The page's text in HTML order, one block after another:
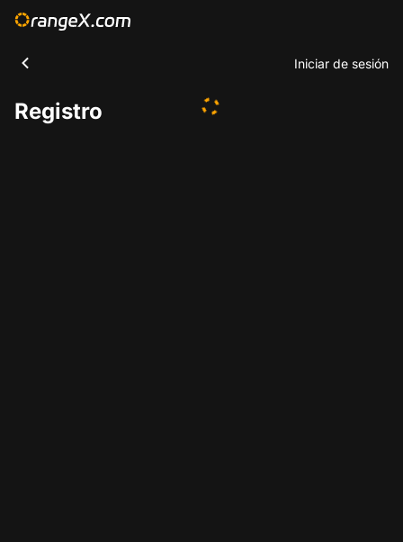
Iniciar de sesión
Registro